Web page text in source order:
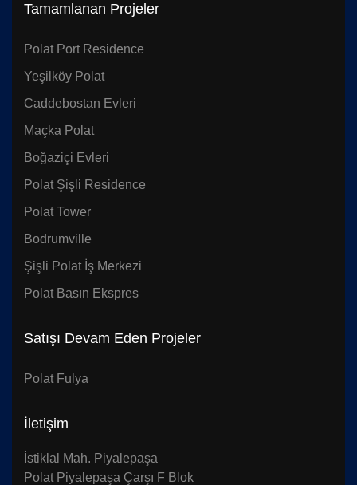
Tamamlanan Projeler
Polat Port Residence
Yeşilköy Polat
Caddebostan Evleri
Maçka Polat
Boğaziçi Evleri
Polat Şişli Residence
Polat Tower
Bodrumville
Şişli Polat İş Merkezi
Polat Basın Ekspres
Satışı Devam Eden Projeler
Polat Fulya
İletişim
İstiklal Mah. Piyalepaşa
Polat Piyalepaşa Çarşı F Blok